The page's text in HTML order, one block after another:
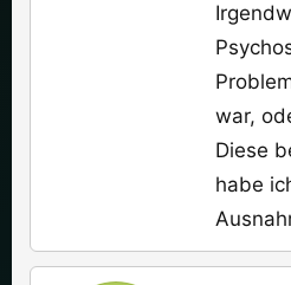
war,
Diese
habe